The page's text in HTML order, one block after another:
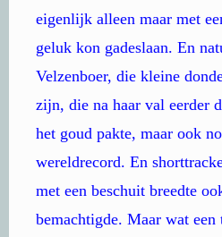
eigenlijk alleen maar met
geluk kon gadeslaan. En
Velzenboer, die kleine
zijn, die na haar val eerder
het goud pakte, maar ook
wereldrecord. En
met een beschuit breedte
bemachtigde. Maar wat een